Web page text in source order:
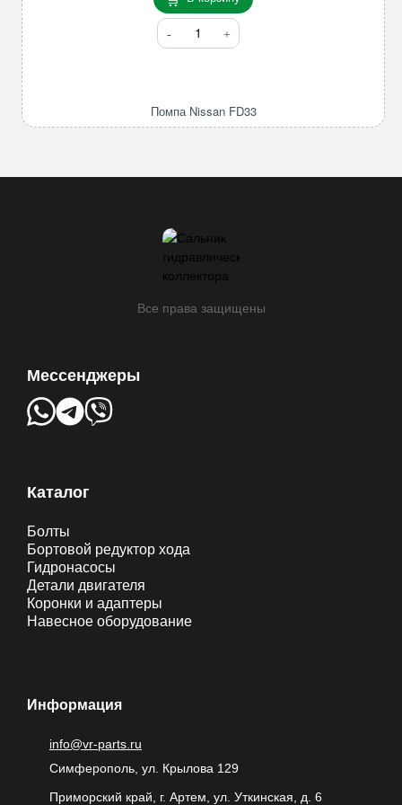
Количество
товара
Помпа Nissan FD33
Все права защищены
Мессенджеры
Каталог
Болты
Бортовой редуктор хода
Гидронасосы
Детали двигателя
Коронки и адаптеры
Навесное оборудование
Информация
info@vr-parts.ru
Симферополь, ул. Крылова 129
Приморский край, г. Артем, ул. Уткинская, д. 6